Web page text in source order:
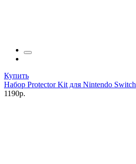
Купить
Набор Protector Kit для Nintendo Switch
1190р.